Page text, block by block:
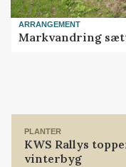
ARRANGEMENT
Markvandring
PLANTER
KWS Rallys
vinterbyg